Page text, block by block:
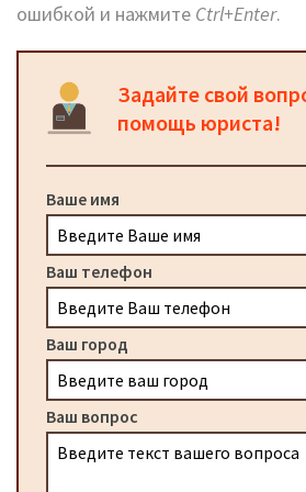
ошибкой и нажмите Ctrl+Enter.
Задайте свой
помощь юриста!
Ваше имя
Ваш телефон
Ваш город
Ваш вопрос